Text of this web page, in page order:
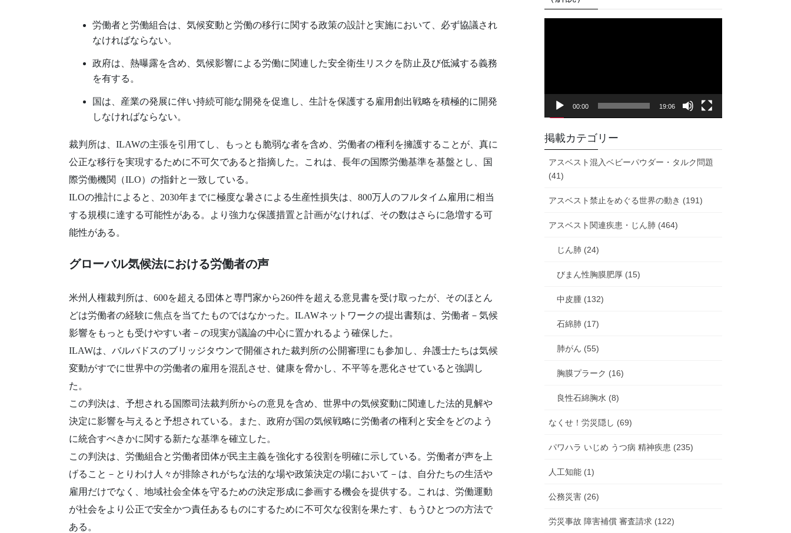
労働者と労働組合は、気候変動と労働の移行に関する政策の設計と実施において、必ず協議され
なければならない。
政府は、熱曝露を含め、気候影響による労働に関連した安全衛生リスクを防止及び低減する義務
を有する。
国は、産業の発展に伴い持続可能な開発を促進し、生計を保護する雇用創出戦略を積極的に開発
しなければならない。
裁判所は、ILAWの主張を引用てし、もっとも脆弱な者を含め、労働者の権利を擁護することが、真に
公正な移行を実現するために不可欠であると指摘した。これは、長年の国際労働基準を基盤とし、国
際労働機関（ILO）の指針と一致している。
ILOの推計によると、2030年までに極度な暑さによる生産性損失は、800万人のフルタイム雇用に相当
する規模に達する可能性がある。より強力な保護措置と計画がなければ、その数はさらに急増する可
能性がある。
グローバル気候法における労働者の声
米州人権裁判所は、600を超える団体と専門家から260件を超える意見書を受け取ったが、そのほとん
どは労働者の経験に焦点を当てたものではなかった。ILAWネットワークの提出書類は、労働者－気候
影響をもっとも受けやすい者－の現実が議論の中心に置かれるよう確保した。
ILAWは、バルバドスのブリッジタウンで開催された裁判所の公開審理にも参加し、弁護士たちは気候
変動がすでに世界中の労働者の雇用を混乱させ、健康を脅かし、不平等を悪化させていると強調し
た。
この判決は、予想される国際司法裁判所からの意見を含め、世界中の気候変動に関連した法的見解や
決定に影響を与えると予想されている。また、政府が国の気候戦略に労働者の権利と安全をどのよう
に統合すべきかに関する新たな基準を確立した。
この判決は、労働組合と労働者団体が民主主義を強化する役割を明確に示している。労働者が声を上
げること－とりわけ人々が排除されがちな法的な場や政策決定の場において－は、自分たちの生活や
雇用だけでなく、地域社会全体を守るための決定形成に参画する機会を提供する。これは、労働運動
が社会をより公正で安全かつ責任あるものにするために不可欠な役割を果たす、もうひとつの方法で
ある。
ヤ
00:00 19:06
掲載カテゴリー
アスベスト混入ベビーパウダー・タルク問題
(41)
アスベスト禁止をめぐる世界の動き (191)
アスベスト関連疾患・じん肺 (464)
じん肺 (24)
びまん性胸膜肥厚 (15)
中皮腫 (132)
石綿肺 (17)
肺がん (55)
胸膜プラーク (16)
良性石綿胸水 (8)
なくせ！労災隠し (69)
パワハラ いじめ うつ病 精神疾患 (235)
人工知能 (1)
公務災害 (26)
労災事故 障害補償 審査請求 (122)